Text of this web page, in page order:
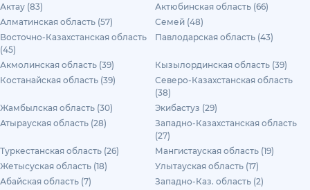
Актау (83)
Актюбинская область (66)
Алматинская область (57)
Семей (48)
Восточно-Казахстанская область
(45)
Павлодарская область (43)
Акмолинская область (39)
Кызылординская область (39)
Костанайская область (39)
Северо-Казахстанская область
(38)
Жамбылская область (30)
Экибастуз (29)
Атырауская область (28)
Западно-Казахстанская область
(27)
Туркестанская область (26)
Мангистауская область (19)
Жетысуская область (18)
Улытауская область (17)
Абайская область (7)
Западно-Каз. область (2)